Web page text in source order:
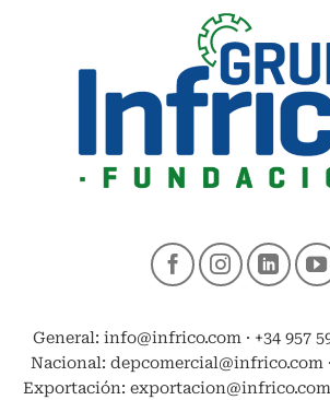
General: info@infrico.com · +34 957
Nacional: depcomercial@infrico.com ·
Exportación: exportacion@infrico.com